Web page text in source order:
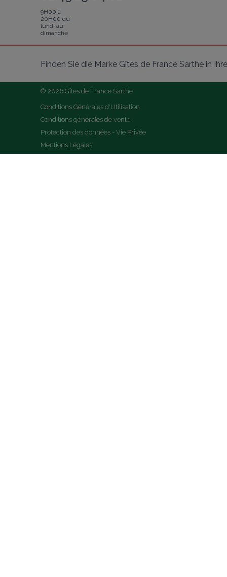
9H00 à
20H00 du
lundi au
dimanche
Finden Sie die Marke Gîtes de France Sarthe in
© 2026 Gîtes de France Sarthe
Conditions Générales d'Utilisation
Conditions générales de vente
Protection des données - Vie Privée
Mentions Légales